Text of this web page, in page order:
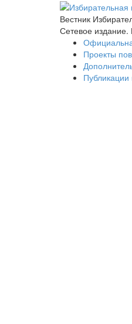
Вестник
Сетевое издание.
Проекты
Публикации